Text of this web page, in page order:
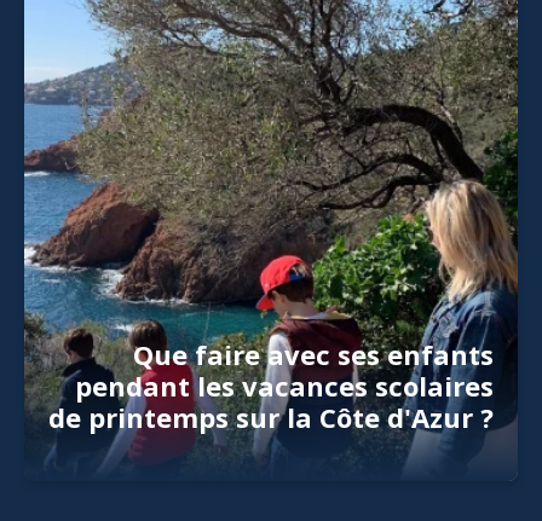
Que faire avec ses enfants
pendant les vacances scolaires
de printemps sur la Côte d'Azur ?